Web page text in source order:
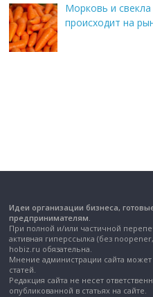
Морковь и
происходит на
Идеи организации бизнеса,
предпринимателям.
При полной и/или частичной
активная гиперссылка (без
hobiz.ru обязательна.
Мнение администрации сайта
статей.
Редакция сайта не несет
опубликованной в статьях на сайте.